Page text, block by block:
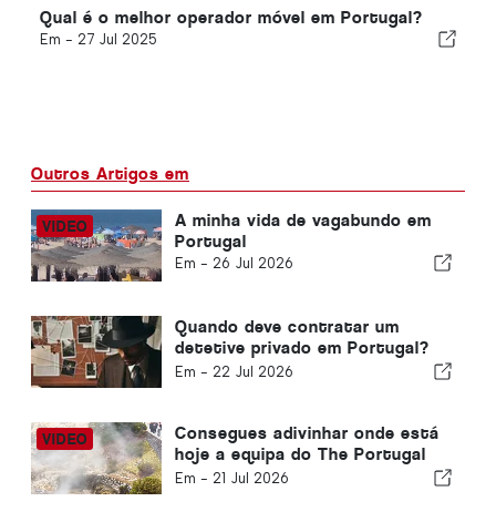
Qual é o melhor operador móvel em Portugal?
Em - 27 Jul 2025
Outros Artigos em
A minha vida de vagabundo em
Portugal
Em - 26 Jul 2026
Quando deve contratar um
detetive privado em Portugal?
Cinco situações em que
Em - 22 Jul 2026
Consegues adivinhar onde está
hoje a equipa do The Portugal
News?
Em - 21 Jul 2026